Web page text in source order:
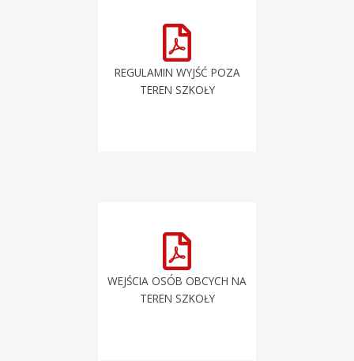
REGULAMIN WYJŚĆ POZA
TEREN SZKOŁY
WEJŚCIA OSÓB OBCYCH NA
TEREN SZKOŁY